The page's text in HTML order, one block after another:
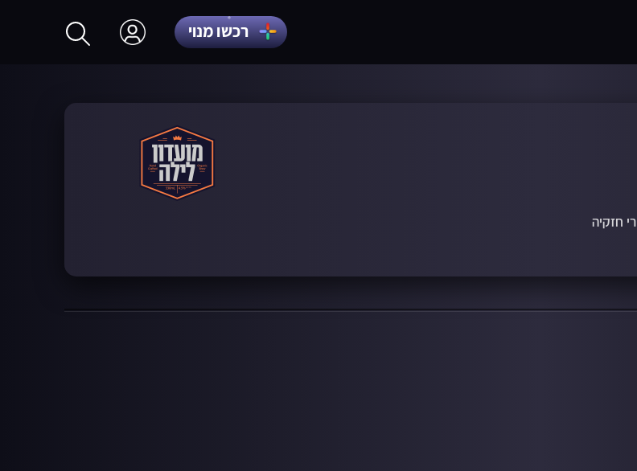
רכשו מנוי
חזקיה